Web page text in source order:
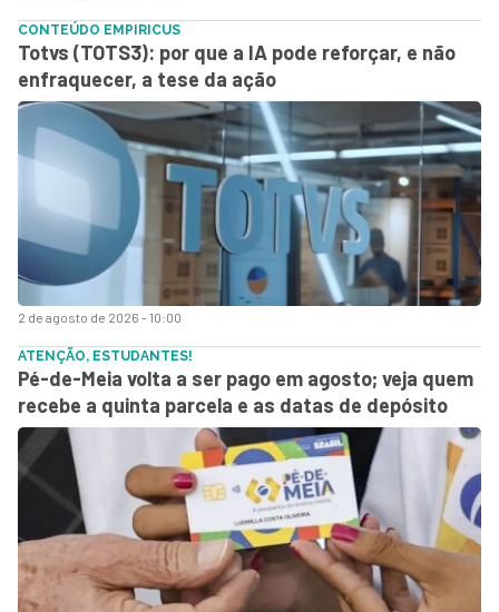
2 de agosto de 2026 - 10:00
CONTEÚDO EMPIRICUS
Totvs (TOTS3): por que a IA pode reforçar, e não
enfraquecer, a tese da ação
ATENÇÃO, ESTUDANTES!
Pé-de-Meia volta a ser pago em agosto; veja quem
recebe a quinta parcela e as datas de depósito